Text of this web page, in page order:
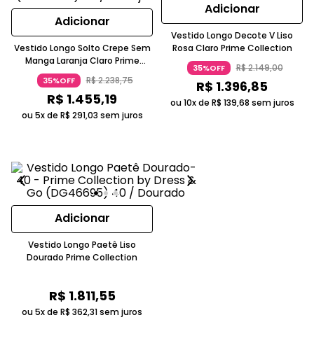
Adicionar
Vestido Longo Solto Crepe Sem
Manga Laranja Claro Prime
Collection 46
35%OFF R$2.238,75
R$ 1.455,19
ou 5x de R$ 291,03 sem juros
Adicionar
Vestido Longo Decote V Liso
Rosa Claro Prime Collection
35%OFF R$2.149,00
R$ 1.396,85
ou 10x de R$ 139,68 sem juros
Adicionar
Vestido Longo Paetê Liso
Dourado Prime Collection
R$ 1.811,55
ou 5x de R$ 362,31sem juros